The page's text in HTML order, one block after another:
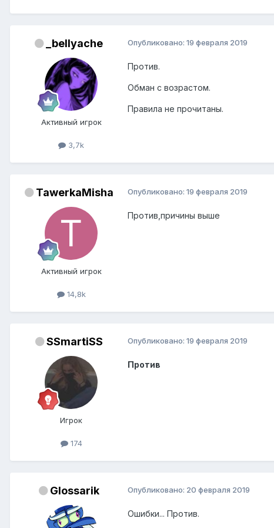
_bellyache
Активный игрок
3,7k
Опубликовано: 19 февраля 2019
Против.
Обман с возрастом.
Правила не прочитаны.
TawerkaMisha
Активный игрок
14,8k
Опубликовано: 19 февраля 2019
Против,причины выше
SSmartiSS
Игрок
174
Опубликовано: 19 февраля 2019
Против
Glossarik Опубликовано: 20 февраля 2019
Ошибки... Против.